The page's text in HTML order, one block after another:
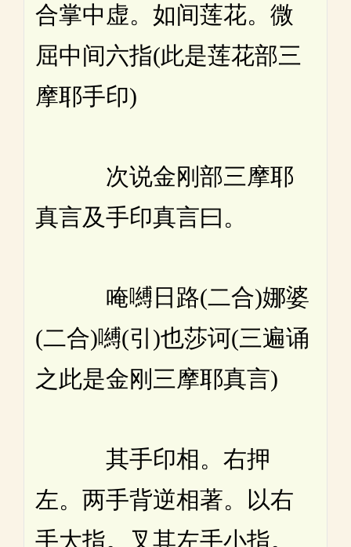
合掌中虚。如间莲花。微
屈中间六指(此是莲花部三
摩耶手印)
次说金刚部三摩耶
真言及手印真言曰。
唵嚩日路(二合)娜婆
(二合)嚩(引)也莎诃(三遍诵
之此是金刚三摩耶真言)
其手印相。右押
左。两手背逆相著。以右
手大指。叉其左手小指。